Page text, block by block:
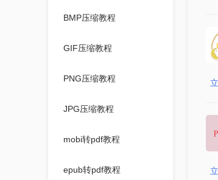
BMP压缩教程
GIF压缩教程
PNG压缩教程
JPG压缩教程
mobi转pdf教程
epub转pdf教程